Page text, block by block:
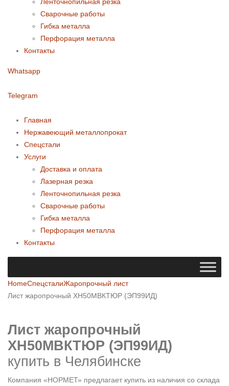
Ленточнопильная резка
Сварочные работы
Гибка металла
Перфорация металла
Контакты
Whatsapp
Telegram
Главная
Нержавеющий металлопрокат
Спецстали
Услуги
Доставка и оплата
Лазерная резка
Ленточнопильная резка
Сварочные работы
Гибка металла
Перфорация металла
Контакты
HomeСпецсталиЖаропрочный лист
Лист жаропрочный ХН50МВКТЮР (ЭП99ИД)
Лист жаропрочный
ХН50МВКТЮР (ЭП99ИД)
купить в Челябинске
Компания «НОРМЕТ» предлагает купить из наличия со склада